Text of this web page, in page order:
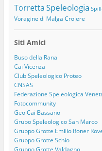
TorrettaSpeleologia
Voragine di Malga Crojere
Siti Amici
Buso della Rana
Cai Vicenza
Club Speleologico Proteo
CNSAS
Federazione Speleologica
Fotocommunity
Geo Cai Bassano
Grupo Speleologico San Marco
Gruppo Grotte Emilio Roner
Gruppo Grotte Schio